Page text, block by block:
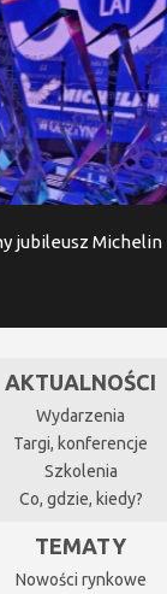
jubileusz Michelin
AKTUALNOŚCI
Wydarzenia
Targi, konferencje
Szkolenia
Co, gdzie, kiedy?
TEMATY
Nowości rynkowe